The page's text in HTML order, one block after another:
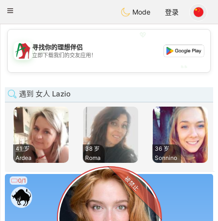
AmamiOra
Toggle
Mode 登录
💖
💕
寻找你的理想伴侣
立即下载我们的交友应用！
遇到 女人 Lazio
41 岁
Ardea
38 岁
Roma
36 岁
Sonnino
0/1 被禁止